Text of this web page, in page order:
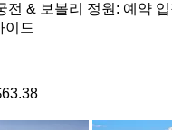
전 & 보볼리 정원: 예약
이드